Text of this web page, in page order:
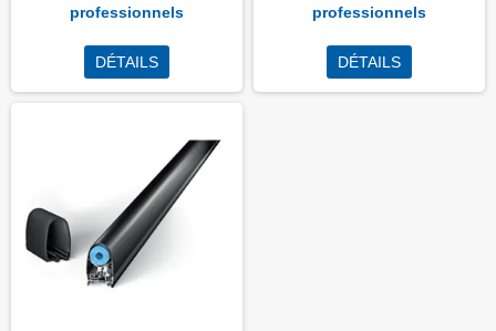
professionnels
DÉTAILS
professionnels
DÉTAILS